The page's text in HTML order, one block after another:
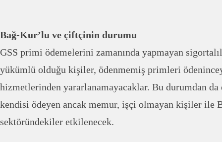
Bağ-Kur’lu ve çiftçinin durumu
GSS primi ödemelerini zamanında yapmayan
yükümlü olduğu kişiler, ödenmemiş primleri
hizmetlerinden yararlanamayacaklar. Bu durumdan
kendisi ödeyen ancak memur, işçi olmayan kişiler ile
sektöründekiler etkilenecek.